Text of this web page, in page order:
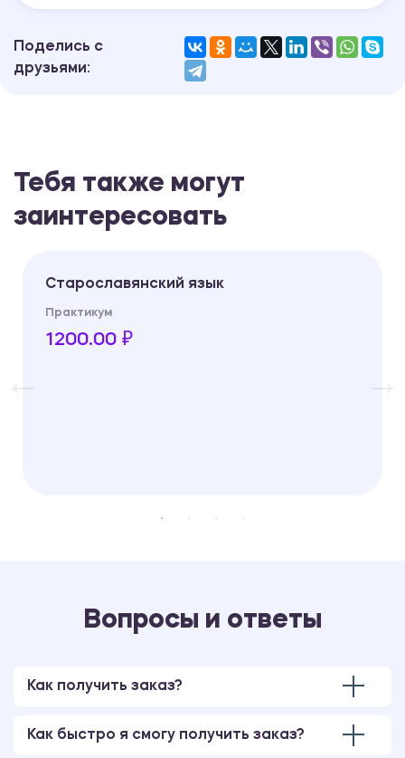
Поделись с
друзьями:
Тебя также могут
заинтересовать
Старославянский язык
Практикум
1200.00 ₽
Вопросы и ответы
Как получить заказ?
Как быстро я смогу получить заказ?